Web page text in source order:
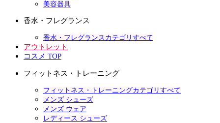
美容器具
香水・フレグランス
香水・フレグランスカテゴリすべて
アウトレット
コスメ TOP
フィットネス・トレーニング
フィットネス・トレーニングカテゴリすべて
メンズ シューズ
メンズ ウェア
レディース シューズ